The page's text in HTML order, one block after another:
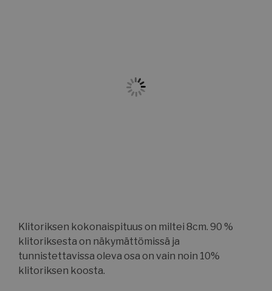
Klitoriksen kokonaispituus on miltei 8cm. 90 %
klitoriksesta on näkymättömissä ja
tunnistettavissa oleva osa on vain noin 10%
klitoriksen koosta.